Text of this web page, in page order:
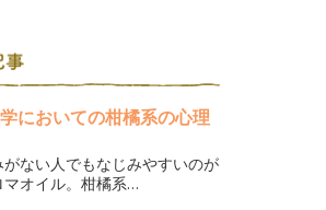
においての柑橘系の心理
ない人でもなじみやすいのが
マオイル。柑橘系…